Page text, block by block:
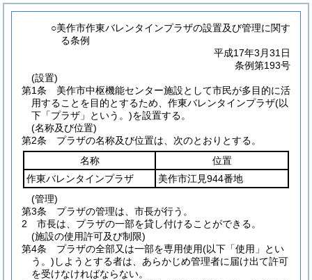
○美作市作東バレンタインプラザの設置及び管理に関す
る条例
平成17年3月31日
条例第193号
(設置)
第1条
美作市中枢機能センター施設として市民が多目的に活
用することを目的とするため、作東バレンタインプラザ(以
下「プラザ」という。)を設置する。
(名称及び位置)
第2条
プラザの名称及び位置は、次のとおりとする。
名称
位置
作東バレンタインプラザ
美作市江見944番地
(管理)
第3条
プラザの管理は、市長が行う。
2
市長は、プラザの一部を貸し付けることができる。
(施設の使用許可及び制限)
第4条
プラザの全部又は一部を専用使用(以下「使用」とい
う。) しようとする者は、あらかじめ管理者に届け出て許可
を受けなければならない。